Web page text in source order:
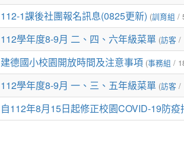
112-1課後社團報名訊息(0825更新) (訓育組 /
112學年度8-9月 二、四、六年級菜單 (訪客 /
建德國小校園開放時間及注意事項 (事務組 /
112學年度8-9月 一、三、五年級菜單 (訪客 /
自112年8月15日起修正校園COVID-19防疫